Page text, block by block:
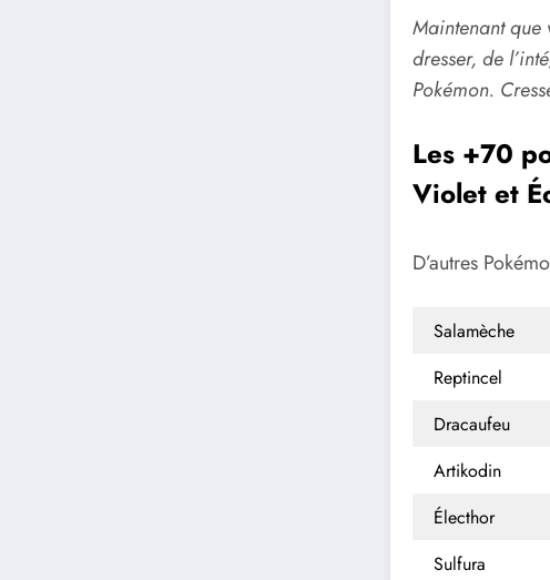
Maintenant que
dresser, de
Pokémon.
Les +70
Violet et
D’autres
Salamèche
Reptincel
Dracaufeu
Artikodin
Électhor
Sulfura